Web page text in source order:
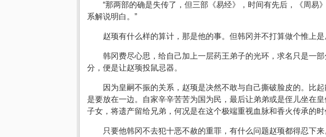
“那两部的确是失传了，但三部《易经》，时间有先后，《周
系解说明白。”
赵顼有什么样的算计，那是他的事。但韩冈并不打算做个惟上
韩冈费尽心思，给自己加上一层药王弟子的光环，求名只是
分，便是让赵顼投鼠忌器。
因为皇嗣不振的关系，赵顼是决然不敢与自己撕破脸皮的。比
是要放在一边。自家辛辛苦苦为国为民，最后让弟弟或是侄儿坐在
子女，将遗产留给兄弟，何况是在这个极端重视血脉和香火传承的时
只要他韩冈不去犯十恶不赦的重罪，有什么问题赵顼都得忍下